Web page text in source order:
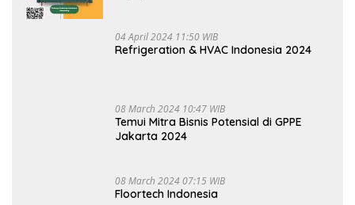
04 April 2024 11:50 WIB
Refrigeration & HVAC Indonesia 2024
08 March 2024 10:47 WIB
Temui Mitra Bisnis Potensial di GPPE
Jakarta 2024
08 March 2024 07:15 WIB
Floortech Indonesia